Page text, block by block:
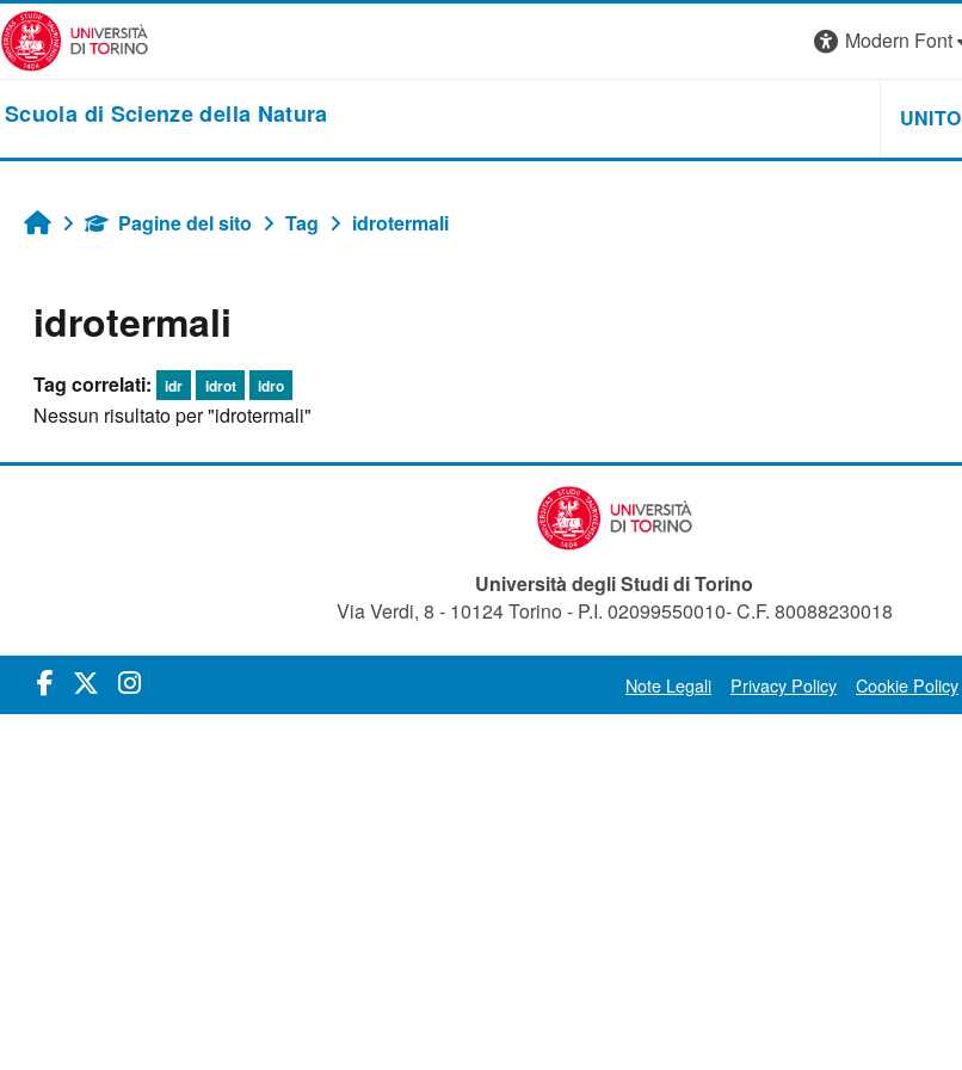
Vai al contenuto principale
Modern Font
Scuola di Scienze della Natura UNITO
HomePagine del sito Tag idrotermali
idrotermali
Tag correlati: idr idrot idro
Nessun risultato per "idrotermali"
Università degli Studi di Torino
Via Verdi, 8 - 10124 Torino - P.I. 02099550010- C.F. 80088230018
Note Legali Privacy Policy Cookie Policy